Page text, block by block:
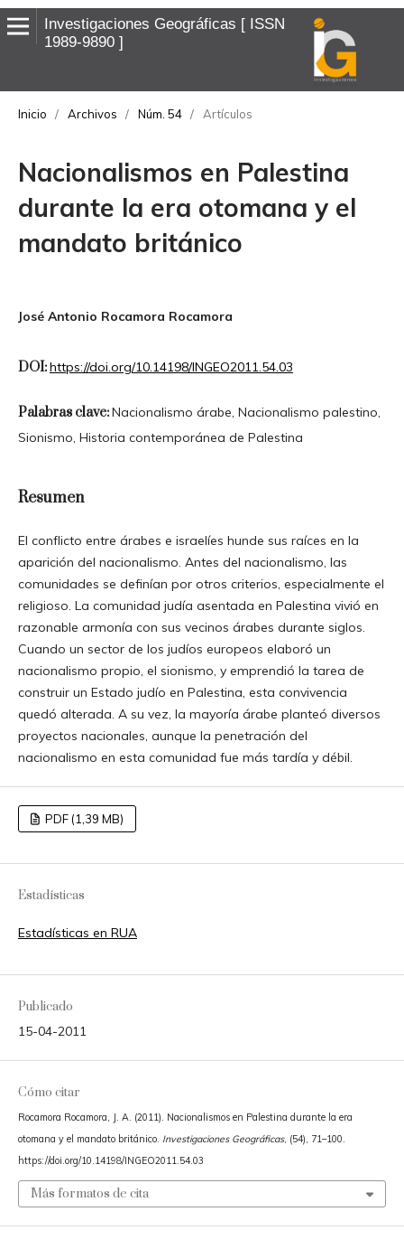
Investigaciones Geográficas
ISSN
1989-9890
Inicio / Archivos / Núm. 54 / Artículos
Nacionalismos en Palestina
durante la era otomana y el
mandato británico
José Antonio Rocamora Rocamora
DOI:https://doi.org/10.14198/INGEO2011.54.03
Palabras clave:Nacionalismo árabe, Nacionalismo palestino,
Sionismo, Historia contemporánea de Palestina
Resumen
El conflicto entre árabes e israelíes hunde sus raíces en la
aparición del nacionalismo. Antes del nacionalismo, las
comunidades se definían por otros criterios, especialmente el
religioso. La comunidad judía asentada en Palestina vivió en
razonable armonía con sus vecinos árabes durante siglos.
Cuando un sector de los judíos europeos elaboró un
nacionalismo propio, el sionismo, y emprendió la tarea de
construir un Estado judío en Palestina, esta convivencia
quedó alterada. A su vez, la mayoría árabe planteó diversos
proyectos nacionales, aunque la penetración del
nacionalismo en esta comunidad fue más tardía y débil.
PDF (1,39 MB)
Estadísticas
Estadísticas en RUA
Publicado
15-04-2011
Cómo citar
Rocamora Rocamora, J. A. (2011). Nacionalismos en Palestina durante la era
otomana y el mandato británico. Investigaciones Geográficas, (54), 71–100.
https://doi.org/10.14198/INGEO2011.54.03
Más formatos de cita